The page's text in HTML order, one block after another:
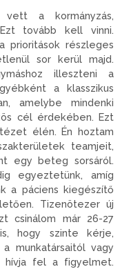
a kormányzás,
tovább kell vinni.
prioritások részleges
sor kerül majd.
illeszteni a
a klasszikus
amelybe mindenki
cél érdekében. Ezt
élén. Én hoztam
teamjeit,
egy beteg sorsáról.
egyeztetünk, amíg
a páciens kiegészítő
Tizenötezer új
csinálom már 26-27
hogy szinte kérje,
munkatársaitól vagy
hívja fel a figyelmet.